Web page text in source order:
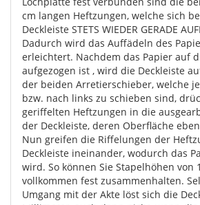
cm langen Heftzungen, welche sich
Deckleiste STETS WIEDER GERADE
Dadurch wird das Auffädeln des
erleichtert. Nachdem das Papier auf
aufgezogen ist , wird die Deckleiste
der beiden Arretierschieber, welche
bzw. nach links zu schieben sind,
geriffelten Heftzungen in die
der Deckleiste, deren Oberfläche
Nun greifen die Riffelungen der
Deckleiste ineinander, wodurch das
wird. So können Sie Stapelhöhen von
vollkommen fest zusammenhalten.
Umgang mit der Akte löst sich die